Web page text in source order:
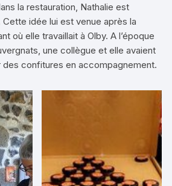
la restauration, Nathalie est
idée lui est venue après la
où elle travaillait à Olby. A l’époque
une collègue et elle avaient
des confitures en accompagnement.